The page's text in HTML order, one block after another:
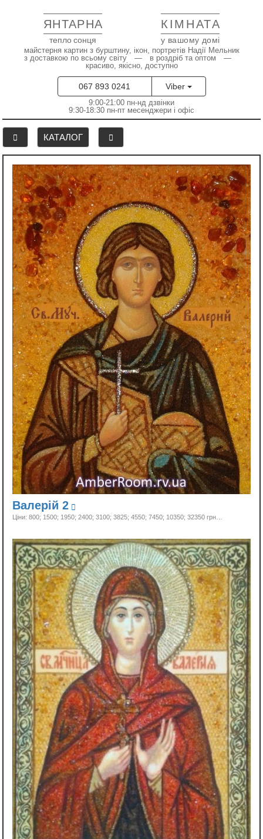
ЯНТАРНА КІМНАТА
тепло сонця у вашому домі
майстерня картин з бурштину, ікон, портретів Надії Мельник
з доставкою по всьому світу — в роздріб та оптом —
красиво, якісно, доступно
067 893 0241 Viber
9:00-21:00 пн-нд дзвінки
9:30-18:30 пн-пт месенджери і офіс
КАТАЛОГ
Валерій 2
Ціни: 800; 1500; 1950; 2400; 3100; 3825; 4550; 7450; 10350; 32350 грн…